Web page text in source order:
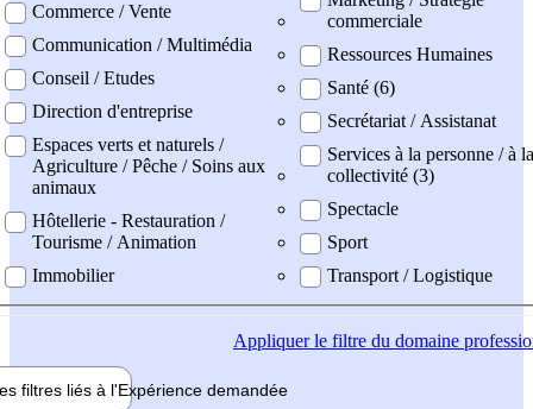
Commerce / Vente
Communication / Multimédia
Conseil / Etudes
Direction d'entreprise
Espaces verts et naturels /
Agriculture / Pêche / Soins aux
animaux
Hôtellerie - Restauration /
Tourisme / Animation
Immobilier
commerciale
Ressources Humaines
Santé (6)
Secrétariat / Assistanat
Services à la personne / à la
collectivité (3)
Spectacle
Sport
Transport / Logistique
Appliquerle filtre du domaine
filtres liés à l'Expérience demandée